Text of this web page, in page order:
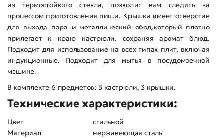
из термостойкого стекла, позволит вам следить за
процессом приготовления пищи. Крышка имеет отверстие
для выхода пара и металлический обод.который плотно
прилегает к краю кастрюли, сохраняя аромат блюд.
Подходит для использование на всех типах плит, включая
индукционные. Подходит для мытья в посудомоечной
машине.
В комплекте 6 предметов: 3 кастрюли, 3 крышки.
Технические характеристики:
Цвет
стальной
Материал
нержавеющая сталь